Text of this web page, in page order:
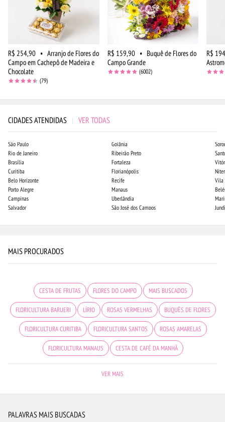
R$ 254,90 • Arranjo de Flores do
Campo em Cachepô de Madeira e
Chocolate
(79)
R$ 159,90 • Buquê de Flores do
Campo Grande
(6002)
R$
CIDADES ATENDIDAS | VER TODAS
São Paulo
Rio de Janeiro
Brasília
Curitiba
Belo Horizonte
Porto Alegre
Campinas
Salvador
Goiânia
Ribeirão Preto
Fortaleza
Florianópolis
Recife
Manaus
Uberlândia
São José dos Campos
Vila
MAIS PROCURADOS
CESTA DE FRUTAS FLORES DO CAMPO MAIS BUSCADOS
FLORICULTURA BARUERI LÍRIO ROSAS VERMELHAS BUQUÊS DE FLORES
FLORICULTURA CURITIBA FLORICULTURA SANTOS ROSAS AMARELAS
FLORICULTURA MANAUS CESTA DE CAFÉ DA MANHÃ
VER MAIS
PALAVRAS MAIS BUSCADAS